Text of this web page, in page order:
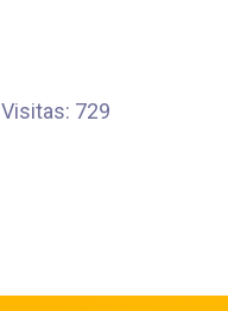
Visitas: 729